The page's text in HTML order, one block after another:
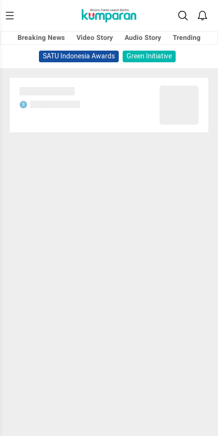
Breaking News Video Story Audio Story
Trending
SATU Indonesia Awards
Green Initiative
S